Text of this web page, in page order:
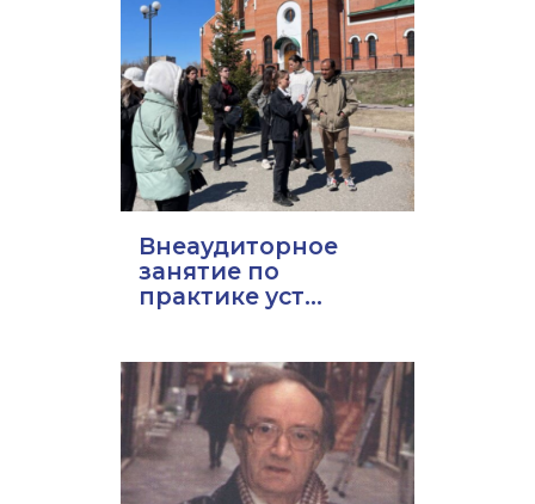
Внеаудиторное
занятие по
практике уст...